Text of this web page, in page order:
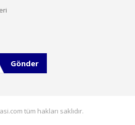
Gönder
tüm hakları saklıdır.